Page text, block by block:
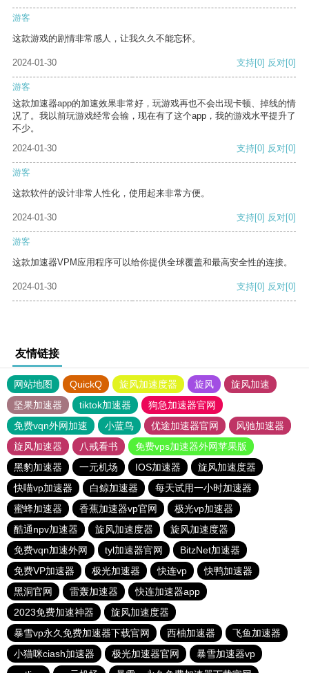
游客
这款游戏的剧情非常感人，让我久久不能忘怀。
2024-01-30 支持[0] 反对[0]
游客
这款加速器app的加速效果非常好，玩游戏再也不会出现卡顿、掉线的情
况了。我以前玩游戏经常会输，现在有了这个app，我的游戏水平提升了
不少。
2024-01-30
支持[0] 反对[0]
游客
这款软件的设计非常人性化，使用起来非常方便。
2024-01-30 支持[0] 反对[0]
游客
这款加速器VPM应用程序可以给你提供全球覆盖和最高安全性的连接。
2024-01-30 支持[0] 反对[0]
友情链接
网站地图 QuickQ 旋风加速度器 旋风
旋风加速
坚果加速器
tiktok加速器
狗急加速器官网
免费vqn外网加速
小蓝鸟 优途加速器官网
风驰加速器
旋风加速器
八戒看书
免费vps加速器外网苹果版
黑豹加速器
一元机场 IOS加速器
旋风加速度器
快喵vp加速器
白鲸加速器
每天试用一小时加速器
蜜蜂加速器
香蕉加速器vp官网
极光vp加速器
酷通npv加速器
旋风加速度器
旋风加速度器
免费vqn加速外网
tyl加速器官网
BitzNet加速器
免费VP加速器
极光加速器 快连vp
快鸭加速器
黑洞官网
雷轰加速器
快连加速器app
2023免费加速神器
旋风加速度器
暴雪vp永久免费加速器下载官网
西柚加速器
飞鱼加速器
小猫咪ciash加速器
极光加速器官网
暴雪加速器vp